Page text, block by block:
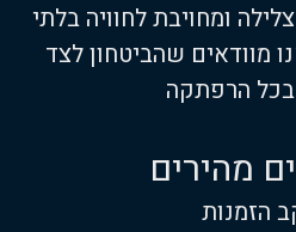
מהירים
הזמנות
ומחויבת לחוויה בלתי
מוודאים שהביטחון לצד